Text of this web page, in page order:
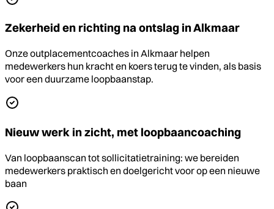
Zekerheid en richting na ontslag in Alkmaar
Onze outplacementcoaches in Alkmaar helpen
medewerkers hun kracht en koers terug te vinden, als basis
voor een duurzame loopbaanstap.
Nieuw werk in zicht, met loopbaancoaching
Van loopbaanscan tot sollicitatietraining: we bereiden
medewerkers praktisch en doelgericht voor op een nieuwe
baan